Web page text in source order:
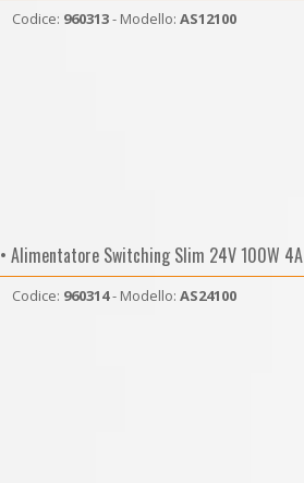
Codice: 960313- Modello: AS12100
• Alimentatore Switching Slim 24V 100W 4A
Codice: 960314- Modello: AS24100